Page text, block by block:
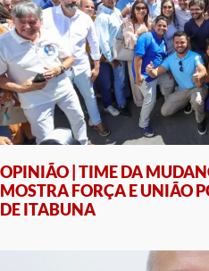
OPINIÃO | TIME DA
MOSTRA FORÇA E UNIÃO
DE ITABUNA